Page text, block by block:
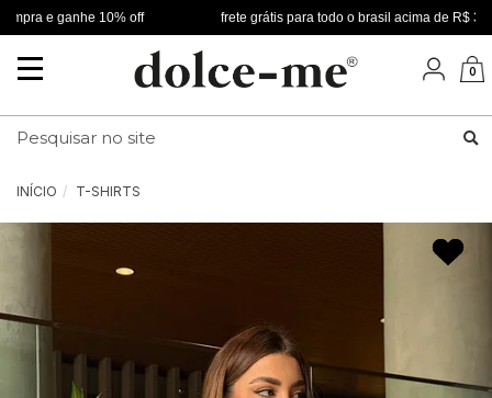
e ganhe 10% off frete grátis para todo o brasil acima de R$ 349
Mudar
0
INÍCIO T-SHIRTS